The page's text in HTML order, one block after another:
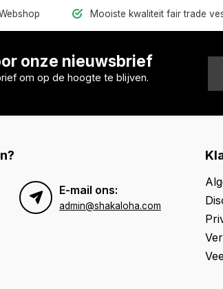
Mooiste kwaliteit fair trade
onze nieuwsbrief
om op de hoogte te blijven.
E-mail ons:
admin@shakaloha.com